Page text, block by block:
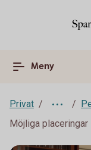
Meny
Privat
Möjliga placeringar